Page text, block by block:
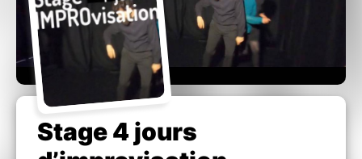
Stage 4 jours